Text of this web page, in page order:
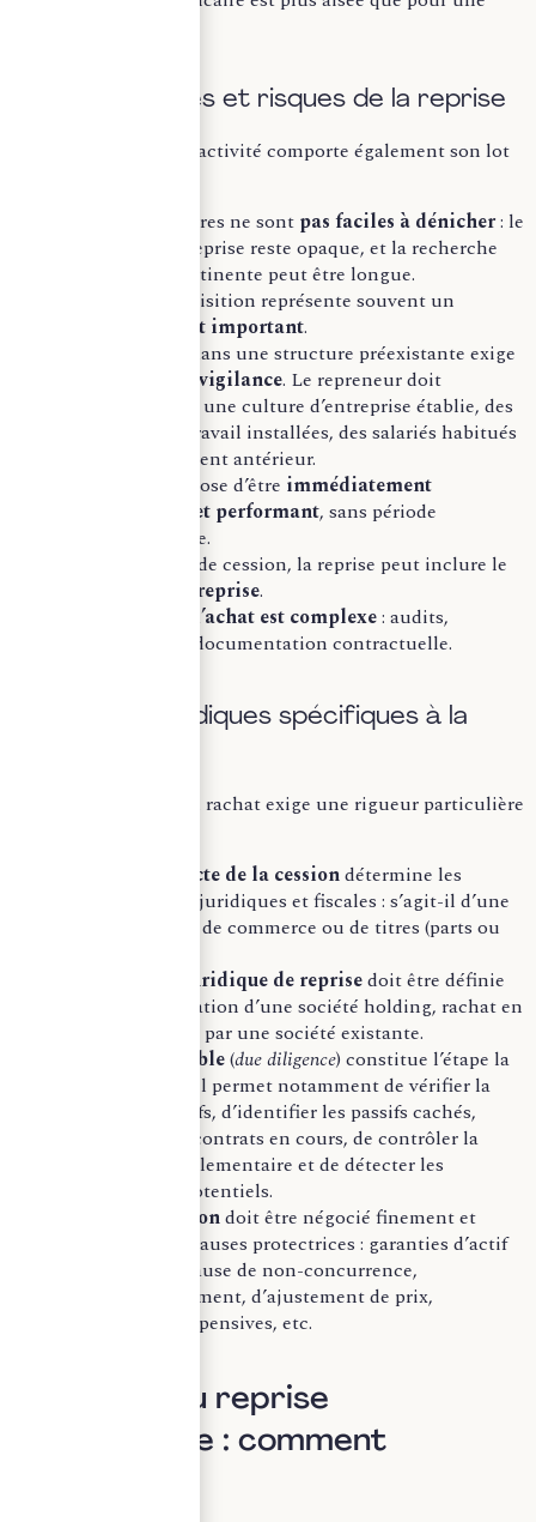
Les contraintes et risques de la reprise
Mais reprendre une activité comporte également son lot
Les belles affaires ne sont pas faciles à dénicher: le
marché de la reprise reste opaque, et la recherche
d’une cible pertinente peut être longue.
Le coût d’acquisition représente souvent un
investissement important.
L’intégration dans une structure préexistante exige
adaptation et vigilance. Le repreneur doit
composer avec une culture d’entreprise établie, des
méthodes de travail installées, des salariés habitués
à un management antérieur.
Reprendre impose d’être immédiatement
opérationnel et performant, sans période
d’apprentissage.
Selon le mode de cession, la reprise peut inclure le
passif de l’entreprise.
processus d’achat est complexe: audits,
négociations, documentation contractuelle.
Les enjeux juridiques spécifiques à la
La sécurisation d’un rachat exige une rigueur particulière
La nature exacte de la cessiondétermine les
conséquences juridiques et fiscales : s’agit-il d’une
vente de fonds de commerce ou de titres (parts ou
La structure juridique de reprisedoit être définie
en amont : création d’une société holding, rachat en
nom propre ou par une société existante.
L’audit préalable(due diligence) constitue l’étape la
plus sensible. Il permet notamment de vérifier la
réalité des actifs, d’identifier les passifs cachés,
d’analyser les contrats en cours, de contrôler la
conformité réglementaire et de détecter les
contentieux potentiels.
L’acte de cessiondoit être négocié finement et
contenir des clauses protectrices : garanties d’actif
et de passif, clause de non-concurrence,
d’accompagnement, d’ajustement de prix,
conditions suspensives, etc.
Création ou reprise
d’entreprise : comment